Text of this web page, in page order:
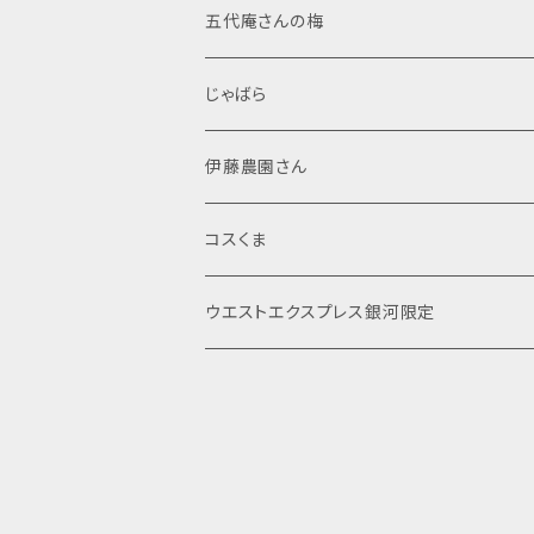
レトルト
海産物加工品
詰め合わせ
米
じゃばら
麦焼酎
般若心経
マスコット
文房具
般若心経
シール・ステッカー
線香
菓子
酒類
その他
五代庵さんの梅
じゃばら
伊藤農園さん
コスくま
食品
ウエストエクスプレス銀河限定